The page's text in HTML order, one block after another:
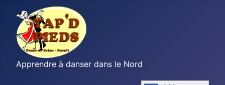
Apprendre à danser dans le Nord